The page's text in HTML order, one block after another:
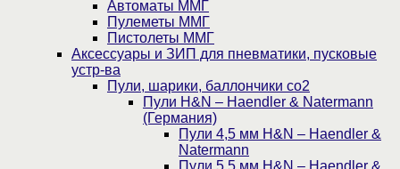
Автоматы ММГ
Пулеметы ММГ
Пистолеты ММГ
Аксессуары и ЗИП для пневматики, пусковые
устр-ва
Пули, шарики, баллончики со2
Пули H&N – Haendler & Natermann
(Германия)
Пули 4,5 мм H&N – Haendler &
Natermann